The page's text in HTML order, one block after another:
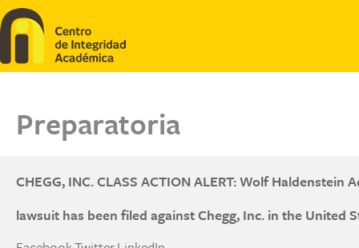
Pasar al contenido principal
Preparatoria
CHEGG, INC. CLASS ACTION ALERT: Wolf
lawsuit has been filed against Chegg, Inc. in the